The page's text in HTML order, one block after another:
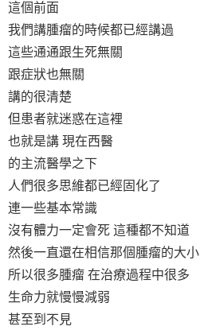
這個前面
我們講腫瘤的時候都已經講過
這些通通跟生死無關
跟症狀也無關
講的很清楚
但患者就迷惑在這裡
也就是講 現在西醫
的主流醫學之下
人們很多思維都已經固化了
連一些基本常識
沒有體力一定會死 這種都不知道
然後一直還在相信那個腫瘤的大小
所以很多腫瘤 在治療過程中很多
生命力就慢慢減弱
甚至到不見